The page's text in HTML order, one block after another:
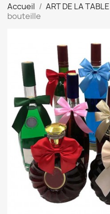
Accueil ART DE LA TABLE
bouteille